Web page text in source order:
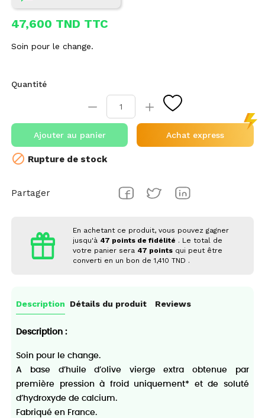
47,600 TND TTC
Soin pour le change.
Quantité
Ajouter au panier Achat express
 Rupture de stock
Partager
En achetant ce produit, vous pouvez gagner
jusqu'à 47 points de fidélité . Le total de
votre panier sera 47 points qui peut être
converti en un bon de1,410 TND .
Description Détails du produit Reviews
Description :
Soin pour le change.
A base d’huile d’olive vierge extra obtenue par
première pression à froid uniquement* et de soluté
d’hydroxyde de calcium.
Fabriqué en France.